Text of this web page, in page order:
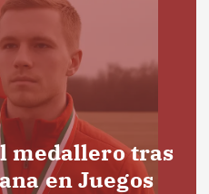
medallero tras
en Juegos